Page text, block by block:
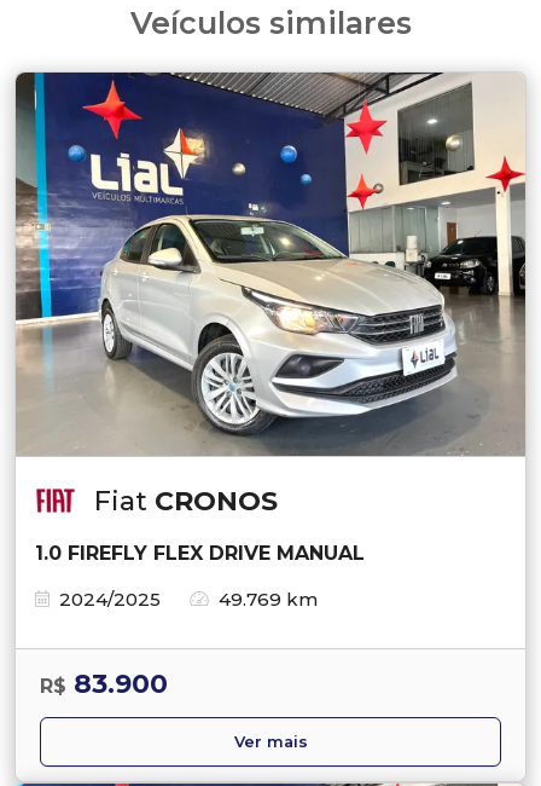
Veículos similares
Fiat CRONOS
1.0 FIREFLY FLEX DRIVE MANUAL
2024/2025
49.769 km
R$ 83.900
Ver mais